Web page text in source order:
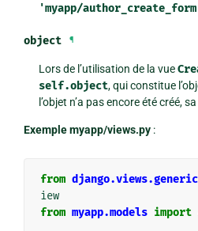
'myapp/
object ¶
Lors de l’utilisation de la vue
self.object, qui constitue
l’objet n’a pas encore été créé,
Exemple myapp/views.py:
from
iew
from myapp.models import